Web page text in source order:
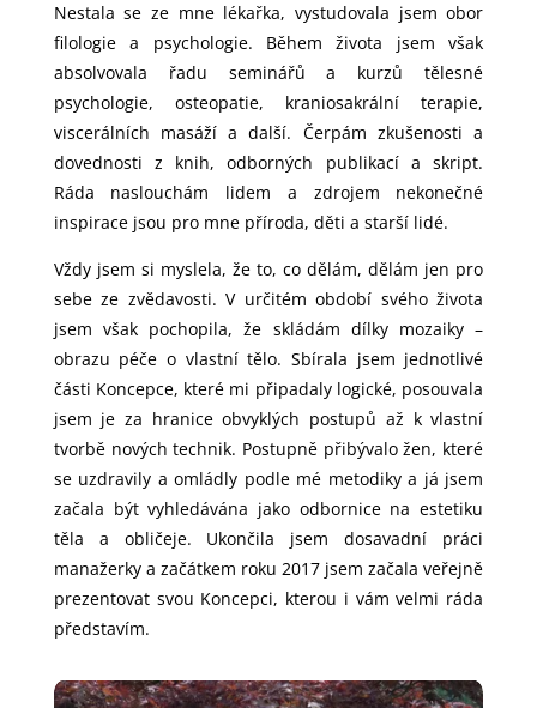
Nestala se ze mne lékařka, vystudovala jsem obor
filologie a psychologie. Během života jsem však
absolvovala řadu seminářů a kurzů tělesné
psychologie, osteopatie, kraniosakrální terapie,
viscerálních masáží a další. Čerpám zkušenosti a
dovednosti z knih, odborných publikací a skript.
Ráda naslouchám lidem a zdrojem nekonečné
inspirace jsou pro mne příroda, děti a starší lidé.
Vždy jsem si myslela, že to, co dělám, dělám jen pro
sebe ze zvědavosti. V určitém období svého života
jsem však pochopila, že skládám dílky mozaiky –
obrazu péče o vlastní tělo. Sbírala jsem jednotlivé
části Koncepce, které mi připadaly logické, posouvala
jsem je za hranice obvyklých postupů až k vlastní
tvorbě nových technik. Postupně přibývalo žen, které
se uzdravily a omládly podle mé metodiky a já jsem
začala být vyhledávána jako odbornice na estetiku
těla a obličeje. Ukončila jsem dosavadní práci
manažerky a začátkem roku 2017 jsem začala veřejně
prezentovat svou Koncepci, kterou i vám velmi ráda
představím.